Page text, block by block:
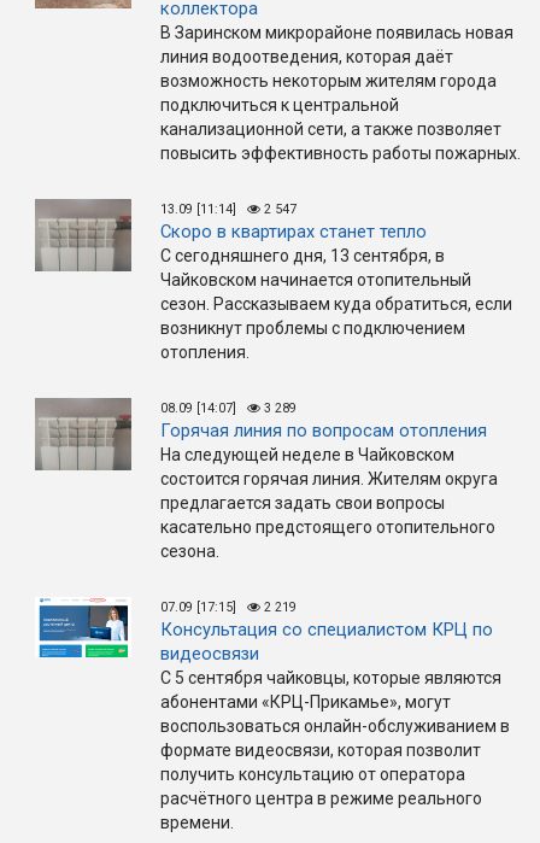
коллектора
В Заринском микрорайоне появилась новая
линия водоотведения, которая даёт
возможность некоторым жителям города
подключиться к центральной
канализационной сети, а также позволяет
повысить эффективность работы пожарных.
13.09 [11:14] 2 547
Скоро в квартирах станет тепло
С сегодняшнего дня, 13 сентября, в
Чайковском начинается отопительный
сезон. Рассказываем куда обратиться, если
возникнут проблемы с подключением
отопления.
08.09 [14:07] 3 289
Горячая линия по вопросам отопления
На следующей неделе в Чайковском
состоится горячая линия. Жителям округа
предлагается задать свои вопросы
касательно предстоящего отопительного
сезона.
07.09 [17:15] 2 219
Консультация со специалистом КРЦ по
видеосвязи
С 5 сентября чайковцы, которые являются
абонентами «КРЦ-Прикамье», могут
воспользоваться онлайн-обслуживанием в
формате видеосвязи, которая позволит
получить консультацию от оператора
расчётного центра в режиме реального
времени.